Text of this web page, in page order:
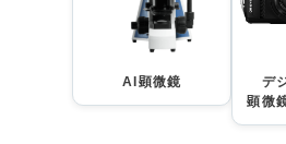
AI顕微鏡
デ
顕微